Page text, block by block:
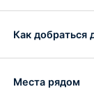
Как добраться
Места рядом